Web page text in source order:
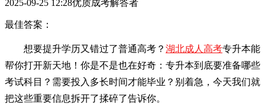
2025-09-25 12:28优质成考解答者
最佳答案：
想要提升学历又错过了普通高考？ 湖北成人高考专升本能
帮你打开新天地！你是不是也在好奇：专升本到底要准备哪些
考试科目？需要投入多长时间才能毕业？别着急，今天我们就
把这些重要信息拆开了揉碎了告诉你。